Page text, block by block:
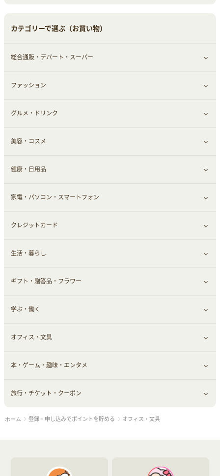
カテゴリーで選ぶ（お買い物）
総合通販・デパート・スーパー
すべて見る
総合通販
デパート・スーパー
ファッション
すべて見る
ファッション
インナー・下着
靴・フットウェア
小物・かばん
スーツ・フォーマル
グルメ・ドリンク
すべて見る
グルメ
ドリンク
お酒
食材宅配
美容・コスメ
すべて見る
スキンケア
メイクアップ
ヘアケア
メンズ美容
美容・ダイエット用品
脱毛用品
美容食品
健康・日用品
すべて見る
健康食品｜青汁・飲料
健康食品｜乳酸菌・ケフィア
健康食品｜その他
スポーツ・フィットネス
日用品・薬局・からだ
家電・パソコン・スマートフォン
すべて見る
家電・パソコン・ソフトウェア
スマホ・携帯電話・SIM
クレジットカード
すべて見る
クレジットカード
生活・暮らし
すべて見る
車情報・カーシェア・レンタル
お役立ち
生活雑貨・家具インテリア
赤ちゃん・こども・マタニティ
ペット
ギフト・贈答品・フラワー
すべて見る
ギフト・贈答品
フラワー
学ぶ・働く
すべて見る
習い事・学習・学校
オフィス・文具
すべて見る
オフィス・文具
本・ゲーム・趣味・エンタメ
すべて見る
ゲーム・趣味
旅行・チケット・クーポン
すべて見る
ホーム 登録・申し込みでポイントを貯める オフィス・文具